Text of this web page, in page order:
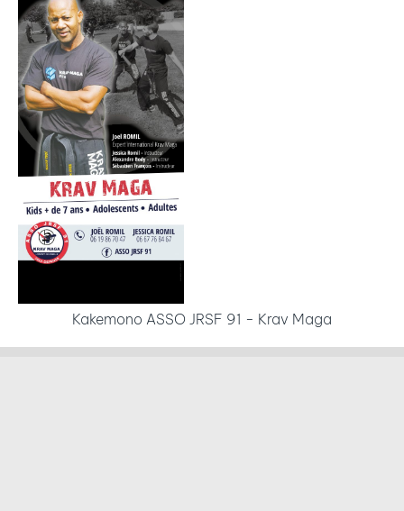
Kakemono ASSO JRSF 91 - Krav Maga